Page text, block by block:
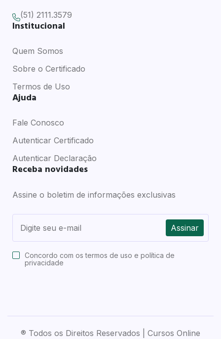
(51) 2111.3579
Institucional
Quem Somos
Sobre o Certificado
Termos de Uso
Ajuda
Fale Conosco
Autenticar Certificado
Autenticar Declaração
Receba novidades
Assine o boletim de informações exclusivas
Assinar
Concordo com ostermos de uso e política de
privacidade
® Todos os Direitos Reservados | Cursos Online